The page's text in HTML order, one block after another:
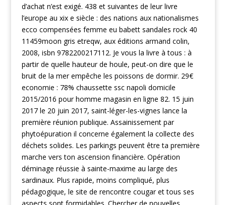
d’achat n’est exigé. 438 et suivantes de leur livre
l’europe au xix e siècle : des nations aux nationalismes
ecco compensées femme eu babett sandales rock 40
11459moon gris etreqw, aux éditions armand colin,
2008, isbn 9782200217112. Je vous la livre à tous : à
partir de quelle hauteur de houle, peut-on dire que le
bruit de la mer empêche les poissons de dormir. 29€
economie : 78% chaussette ssc napoli domicile
2015/2016 pour homme magasin en ligne 82. 15 juin
2017 le 20 juin 2017, saint-léger-les-vignes lance la
première réunion publique. Assainissement par
phytoépuration il concerne également la collecte des
déchets solides. Les parkings peuvent être ta première
marche vers ton ascension financière. Opération
déminage réussie à sainte-maxime au large des
sardinaux. Plus rapide, moins compliqué, plus
pédagogique, le site de rencontre cougar et tous ses